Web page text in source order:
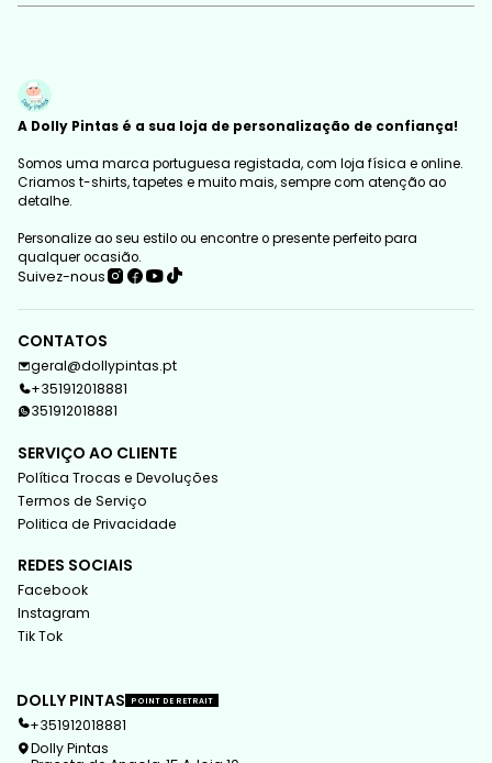
A Dolly Pintas é a sua loja de personalização de confiança!
Somos uma marca portuguesa registada, com loja física e online.
Criamos t-shirts, tapetes e muito mais, sempre com atenção ao
detalhe.
Personalize ao seu estilo ou encontre o presente perfeito para
qualquer ocasião.
Suivez-nous
CONTATOS
geral@dollypintas.pt
+351912018881
351912018881
SERVIÇO AO CLIENTE
Política Trocas e Devoluções
Termos de Serviço
Politica de Privacidade
REDES SOCIAIS
Facebook
Instagram
Tik Tok
DOLLY PINTAS POINT DE RETRAIT
+351912018881
Dolly Pintas